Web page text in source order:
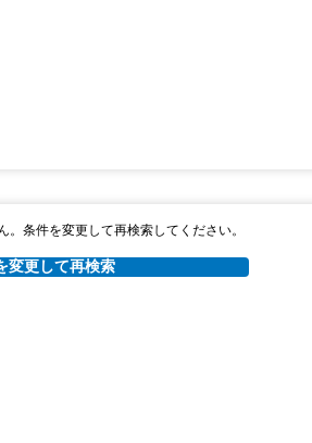
条件を変更して再検索してください。
変更して再検索